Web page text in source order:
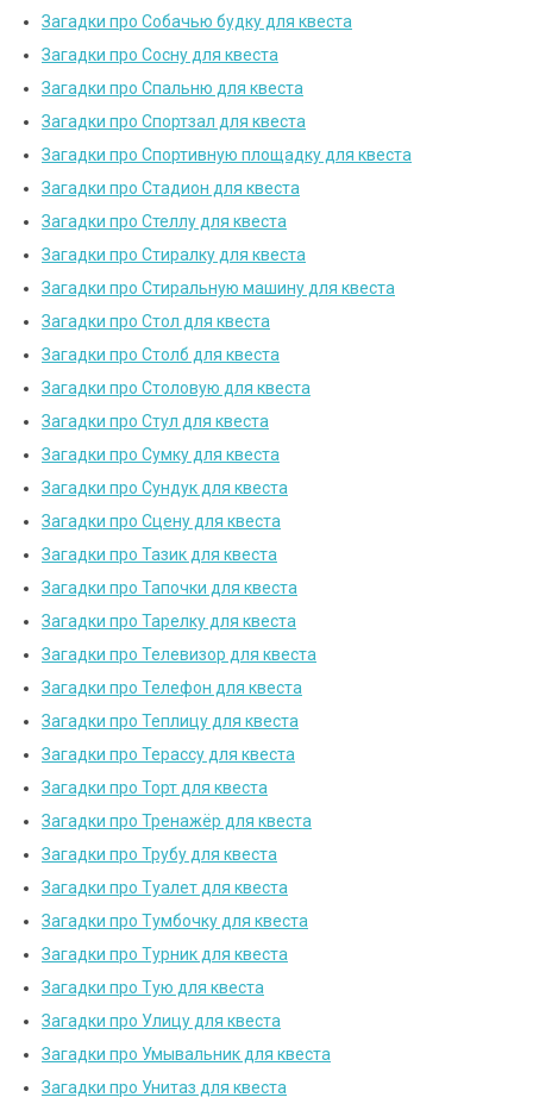
Загадки про Собачью будку для квеста
Загадки про Сосну для квеста
Загадки про Спальню для квеста
Загадки про Спортзал для квеста
Загадки про Спортивную площадку для квеста
Загадки про Стадион для квеста
Загадки про Стеллу для квеста
Загадки про Стиралку для квеста
Загадки про Стиральную машину для квеста
Загадки про Стол для квеста
Загадки про Столб для квеста
Загадки про Столовую для квеста
Загадки про Стул для квеста
Загадки про Сумку для квеста
Загадки про Сундук для квеста
Загадки про Сцену для квеста
Загадки про Тазик для квеста
Загадки про Тапочки для квеста
Загадки про Тарелку для квеста
Загадки про Телевизор для квеста
Загадки про Телефон для квеста
Загадки про Теплицу для квеста
Загадки про Терассу для квеста
Загадки про Торт для квеста
Загадки про Тренажёр для квеста
Загадки про Трубу для квеста
Загадки про Туалет для квеста
Загадки про Тумбочку для квеста
Загадки про Турник для квеста
Загадки про Тую для квеста
Загадки про Улицу для квеста
Загадки про Умывальник для квеста
Загадки про Унитаз для квеста